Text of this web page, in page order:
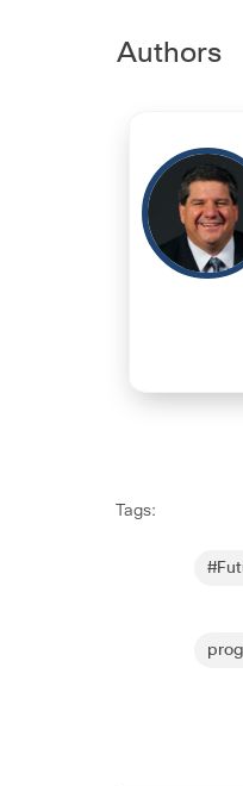
Authors
Tags: